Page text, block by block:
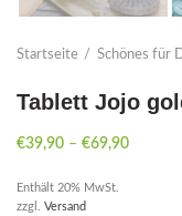
Startseite Schönes für
Tablett Jojo
€39,90 – €69,90
Enthält 20% MwSt.
zzgl. Versand